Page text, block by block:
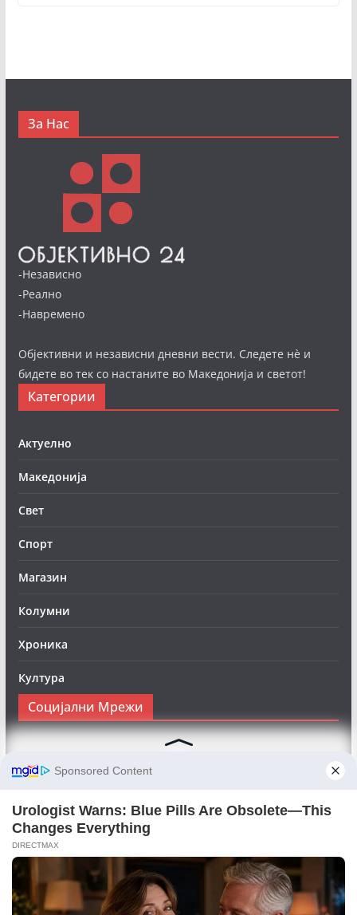
За Нас
-Независно
-Реално
-Навремено
Објективни и независни дневни вести. Следете нè и
бидете во тек со настаните во Македонија и светот!
Категории
Актуелно
Македонија
Свет
Спорт
Магазин
Колумни
Хроника
Култура
Социјални Мрежи
Следете нè на Фејсбук за да сте во тек со најновите